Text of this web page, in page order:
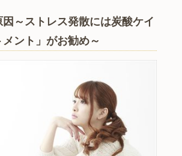
～ストレス発散には炭酸ケイ
ント」がお勧め～